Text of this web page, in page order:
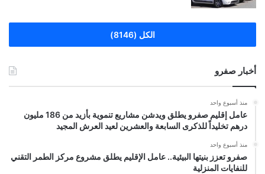
الكل (8146)
أخبار صفرو
منذ أسبوع واحد
عامل إقليم صفرو يطلق ويدشن مشاريع تنموية بأزيد من 186 مليون
درهم تخليداً للذكرى السابعة والعشرين لعيد العرش المجيد
منذ أسبوع واحد
صفرو تعزز بنيتها البيئية.. عامل الإقليم يطلق مشروع مركز الطمر التقني
للنفايات المنزلية